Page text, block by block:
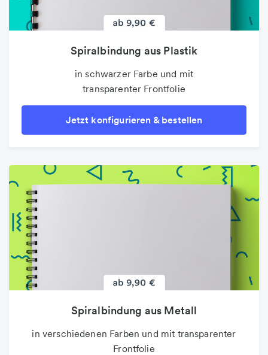
Spiralbindung aus Plastik
in schwarzer Farbe und mit
transparenter Frontfolie
Jetzt konfigurieren & bestellen
Spiralbindung aus Metall
in verschiedenen Farben und mit transparenter
Frontfolie